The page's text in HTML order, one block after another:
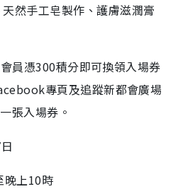
然手工皂製作、護膚滋潤膏
員憑300積分即可換領入場券
專頁及追蹤新都會廣場
張入場券。
晚上10時